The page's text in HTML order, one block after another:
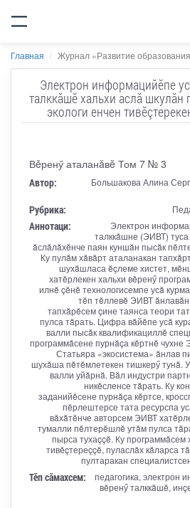
Главная Журнал «Развитие
Электрон информацийĕпе
талккăшĕ хальхи аслă шкулăн
экологи енчен
Вĕренӳ аталанăвĕ Том 7 № 3
Автор:
Большакова Алина
Рубрика:
Аннотаци:
Электрон
талккăшне (ЭИВТ) туса
ăслăлăхĕнче паян куншăн пысăк
Ку пулăм хăвăрт аталанакан
шухăшласа ĕçлеме хистет,
хатĕрлекен хальхи вĕренӳ
илнĕ çĕнĕ технологисемпе усă
тĕп тĕллевĕ ЭИВТ
тапхăрĕсем çине таянса теори
пулса тăрать. Цифра вăйĕпе усă
валли пысăк квалификациллĕ
программăсене пурнăçа кĕртнĕ
Статьяра «экосистема» ăнлав
шухăша пĕтĕмлетекен тишкерӳ тунă.
валли уйăрнă. Вăл индустри
никĕсленсе тăрать. Ку
заданийĕсене пурнăçа кĕртсе,
пĕрлештерсе тата ресурспа
вăхăтĕнче авторсем ЭИВТ
тумалли пĕлтерĕшлĕ утăм пулса
пырса тухаççĕ. Ку программăсем
тивĕçтереççĕ, пуласлăх кăларса
пултаракан
Тӗп сӑмахсем:
педагогика, электрон
вĕренӳ талккăшĕ,